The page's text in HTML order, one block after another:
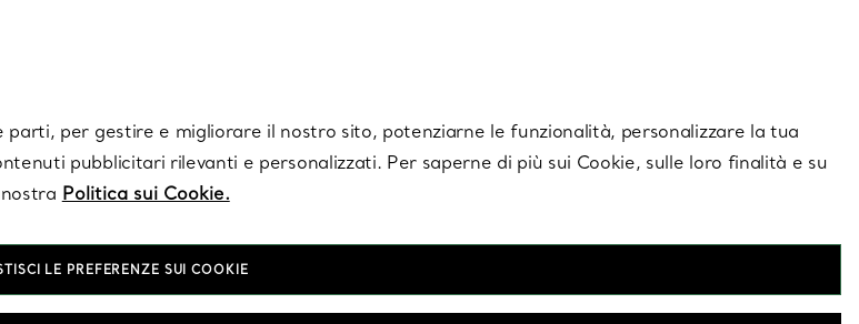
parti, per gestire e migliorare il nostro sito, potenziarne le funzionalità, personalizzare la tua
pubblicitari rilevanti e personalizzati. Per saperne di più sui Cookie, sulle loro finalità e su
Politica sui Cookie.
LE PREFERENZE SUI COOKIE